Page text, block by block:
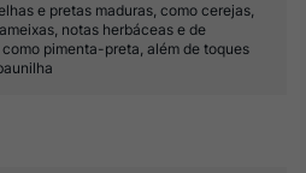
e pretas maduras, como cerejas,
notas herbáceas e de
pimenta-preta, além de toques